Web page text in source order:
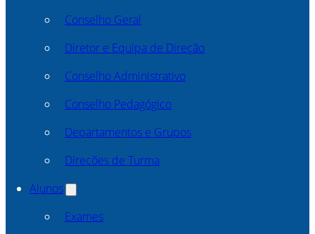
Conselho Geral
Diretor e Equipa de Direção
Conselho Administrativo
Conselho Pedagógico
Departamentos e Grupos
Direcões de Turma
Alunos
Exames